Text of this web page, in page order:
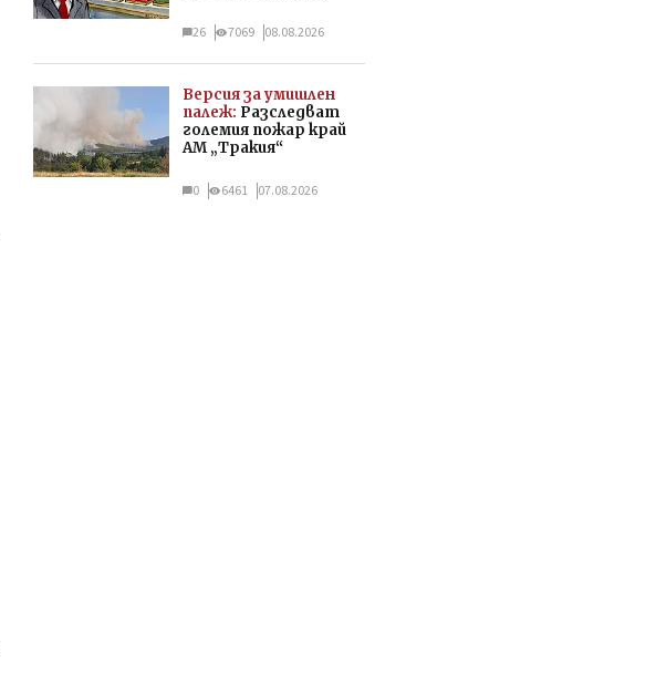
26 7069 08.08.2026
Версия за умишлен
палеж: Разследват
големия пожар край
АМ „Тракия“
0 6461 07.08.2026